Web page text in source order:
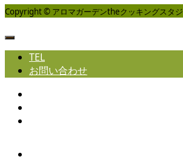
Copyright © アロマガーデンtheクッキングスタ
TEL
お問い合わせ